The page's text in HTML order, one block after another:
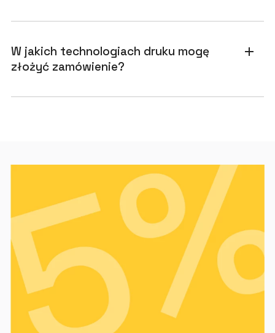
W jakich technologiach druku mogę
złożyć zamówienie?
add